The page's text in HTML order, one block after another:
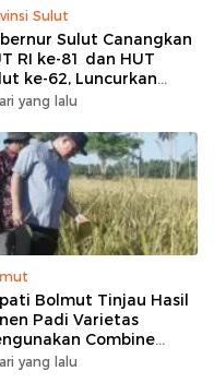
Sulut
Sulut Canangkan
RI ke-81 dan HUT
ke-62, Luncurkan
Keringanan Pajak
yang lalu
Bolmut Tinjau Hasil
Padi Varietas
Combine
yang lalu